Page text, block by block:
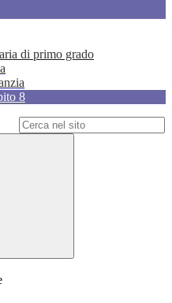
di primo grado
8